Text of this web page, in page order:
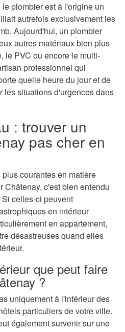
plombier est à l'origine un
autrefois exclusivement les
Aujourd'hui, un plombier
autres matériaux bien plus
le PVC ou encore le multi-
professionnel qui
quelle heure du jour et de
les situations d'urgences dans
: trouver un
pas cher en
courantes en matière
Châtenay, c'est bien entendu
celles-ci peuvent
en intérieur
en appartement,
désastreuses quand elles
que peut faire
?
uniquement à l'intérieur des
particuliers de votre ville.
également survenir sur une